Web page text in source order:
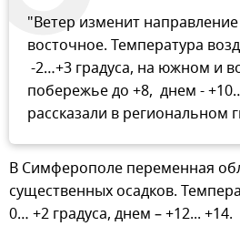
"Ветер изменит
восточное. Температура
-2…+3 градуса, на южном и
побережье до +8, днем -
рассказали в региональном
В Симферополе переменная
существенных осадков.
0… +2 градуса, днем – +12... +14.